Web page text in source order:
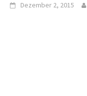
Dezember 2, 2015